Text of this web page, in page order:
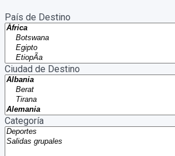
País de Destino
Ciudad de Destino
Categoría